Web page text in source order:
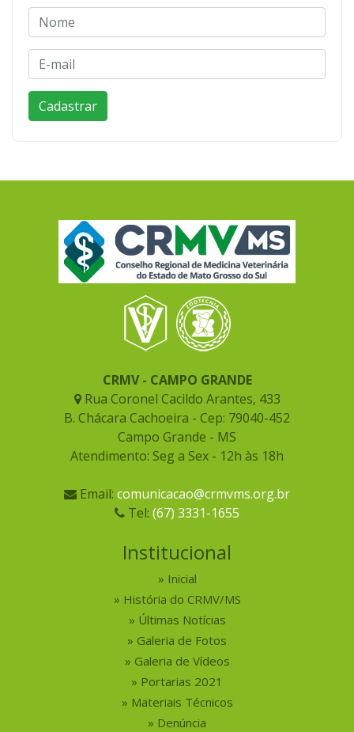
CRMV - CAMPO GRANDE
Rua Coronel Cacildo Arantes, 433
B. Chácara Cachoeira - Cep: 79040-452
Campo Grande - MS
Atendimento: Seg a Sex - 12h às 18h
Email: comunicacao@crmvms.org.br
Tel: (67) 3331-1655
Institucional
Inicial
História do CRMV/MS
Últimas Notícias
Galeria de Fotos
Galeria de Vídeos
Portarias 2021
Materiais Técnicos
Denúncia